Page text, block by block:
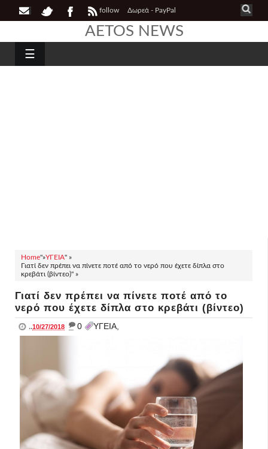
follow Δωρεά - PayPal
AETOS NEWS
☰
Home"»ΥΓΕΙΑ" »
Γιατί δεν πρέπει να πίνετε ποτέ από το νερό που έχετε δίπλα στο
κρεβάτι (βίντεο)" »
Γιατί δεν πρέπει να πίνετε ποτέ από το
νερό που έχετε δίπλα στο κρεβάτι (βίντεο)
..10/27/2018 _ 0 ΥΓΕΙΑ,